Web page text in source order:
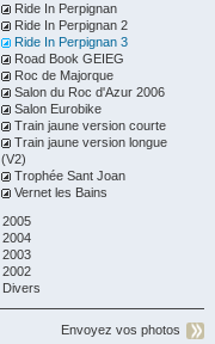
Ride In Perpignan
Ride In Perpignan 2
Ride In Perpignan 3
Road Book GEIEG
Roc de Majorque
Salon du Roc d'Azur 2006
Salon Eurobike
Train jaune version courte
Train jaune version longue
(V2)
Trophée Sant Joan
Vernet les Bains
2005
2004
2003
2002
Divers
Envoyez vos photos